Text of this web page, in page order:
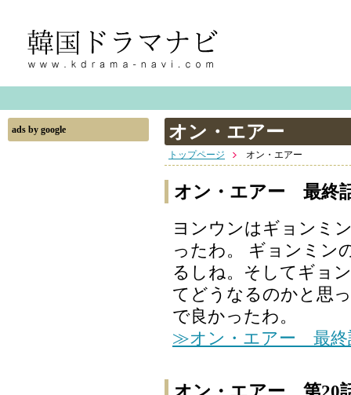
ads by google オン・エアー
トップページ オン・エアー
オン・エアー 最終
ヨンウンはギョンミ
ったわ。 ギョンミン
るしね。そしてギョ
てどうなるのかと思
で良かったわ。
≫オン・エアー 最終